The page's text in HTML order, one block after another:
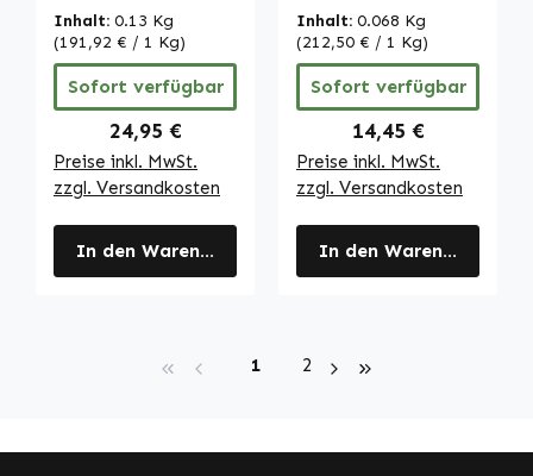
- Für
Immunsystem,
Kollagenbildung
uvm. - Vegan |
Warnke
Vitalstoffe
Inhalt: 0.13 Kg
(191,92 € / 1 Kg)
Sofort verfügbar
Regulärer Preis:
24,95 €
Preise inkl. MwSt.
zzgl. Versandkosten
In den Warenkorb
schluckfreundlich
- für
Immunsystem,
Kollagenbildung
uvm. - vegan |
Warnke
Vitalstoffe
Inhalt: 0.068 Kg
(212,50 € / 1 Kg)
Sofort verfügbar
Regulärer Preis:
14,45 €
Preise inkl. MwSt.
zzgl. Versandkosten
In den Warenkorb
Seite
1 Seite
2